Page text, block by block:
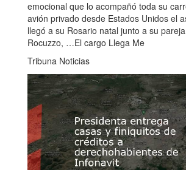
emocional que lo acompañó toda su
avión privado desde Estados Unidos el
llegó a su Rosario natal junto a su
Rocuzzo, …El cargo Llega Me
Tribuna Noticias